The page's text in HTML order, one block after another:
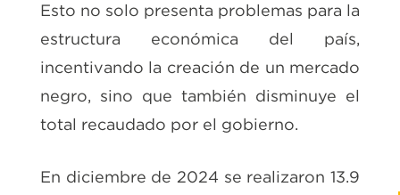
Esto no solo presenta problemas para la
estructura económica del país,
incentivando la creación de un mercado
negro, sino que también disminuye el
total recaudado por el gobierno.
En diciembre de 2024 se realizaron 13.9